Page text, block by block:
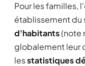
Pour les familles,
établissement du
d'habitants(note
globalement leur
lesstatistiques